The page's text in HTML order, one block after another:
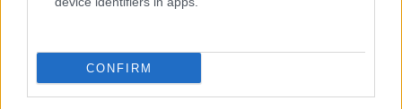
CONFIRM
Με άλλη ανάρτηση, θέλησε να διαψεύσει τα